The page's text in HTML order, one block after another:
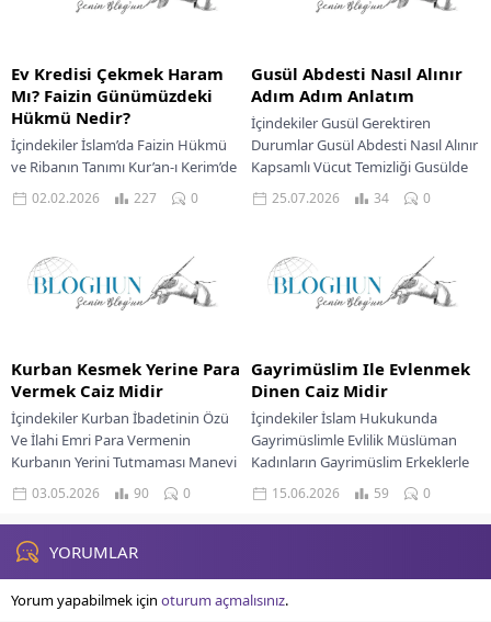
Ev Kredisi Çekmek Haram
Mı? Faizin Günümüzdeki
Hükmü Nedir?
İçindekiler İslam’da Faizin Hükmü
ve Ribanın Tanımı Kur’an-ı Kerim’de
Faiz Yasağının Temelleri Sünnet’te
Faizin Kınanması ve Çeşitleri
02.02.2026 227 0
Gusül Abdesti Nasıl Alınır
Adım Adım Anlatım
İçindekiler Gusül Gerektiren
Durumlar Gusül Abdesti Nasıl Alınır
Kapsamlı Vücut Temizliği Gusülde
Önemli Hususlar Arınmanın
Manevi Boyutu İslam dininde
25.07.2026 34 0
Kurban Kesmek Yerine Para
Vermek Caiz Midir
İçindekiler Kurban İbadetinin Özü
Ve İlahi Emri Para Vermenin
Kurbanın Yerini Tutmaması Manevi
Derinlik Ve Teslimiyetin Simgesi
İslam inancında önemli...
03.05.2026 90 0
Gayrimüslim Ile Evlenmek
Dinen Caiz Midir
İçindekiler İslam Hukukunda
Gayrimüslimle Evlilik Müslüman
Kadınların Gayrimüslim Erkeklerle
Evliliği Müslüman Erkeklerin Ehl-I
Kitap Kadınlarla Evliliği Manevi
Uyumun Evlilikteki Yeri...
15.06.2026 59 0
YORUMLAR
Yorum yapabilmek için oturum açmalısınız.